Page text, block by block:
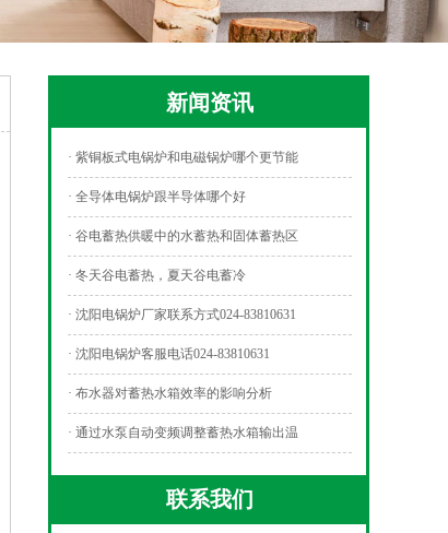
新闻资讯
· 紫铜板式电锅炉和电磁锅炉哪个更节能
· 全导体电锅炉跟半导体哪个好
· 谷电蓄热供暖中的水蓄热和固体蓄热区
· 冬天谷电蓄热，夏天谷电蓄冷
· 沈阳电锅炉厂家联系方式024-83810631
· 沈阳电锅炉客服电话024-83810631
· 布水器对蓄热水箱效率的影响分析
· 通过水泵自动变频调整蓄热水箱输出温
联系我们